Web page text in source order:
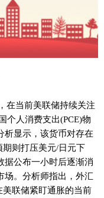
在当前美联储持续关注
个人消费支出(PCE)物
析显示，该货币对存在
期则打压美元/日元下
据公布一小时后逐渐消
场。分析师指出，外汇
美联储紧盯通胀的当前